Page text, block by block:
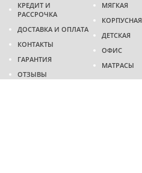
КРЕДИТ И
РАССРОЧКА
ДОСТАВКА И ОПЛАТА
КОНТАКТЫ
ГАРАНТИЯ
ОТЗЫВЫ
МЯГКАЯ
КОРПУСНАЯ
ДЕТСКАЯ
ОФИС
МАТРАСЫ